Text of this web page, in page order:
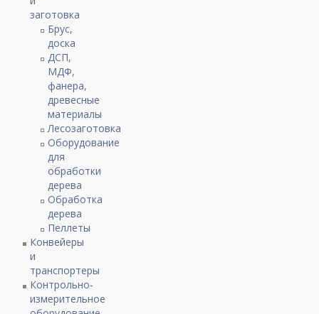
заготовка
Брус,
доска
ДСП,
МДФ,
фанера,
древесные
материалы
Лесозаготовка
Оборудование
для
обработки
дерева
Обработка
дерева
Пеллеты
Конвейеры
и
транспортеры
Контрольно-
измерительное